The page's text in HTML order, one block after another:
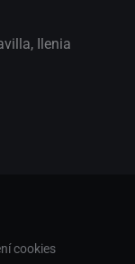
,
Ilenia
cookies